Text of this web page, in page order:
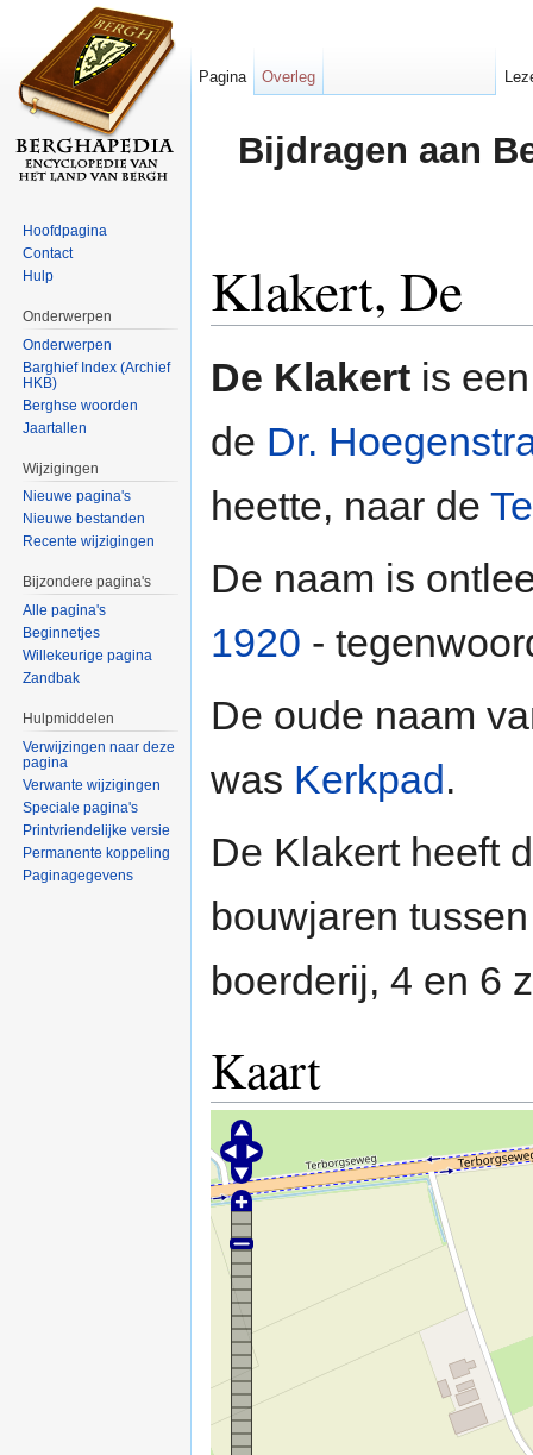
Bijdragen aan
Klakert, De
De Klakert is
de Dr.
heette, naar de
De naam is
1920 -
De oude naam
was Kerkpad .
De Klakert heeft
bouwjaren
boerderij, 4 en 6
Kaart
Pagina Overleg
Hoofdpagina
Contact
Hulp
Onderwerpen
Onderwerpen
Barghief Index (Archief
HKB)
Berghse woorden
Jaartallen
Wijzigingen
Nieuwe pagina's
Nieuwe bestanden
Recente wijzigingen
Bijzondere pagina's
Alle pagina's
Beginnetjes
Willekeurige pagina
Zandbak
Hulpmiddelen
Verwijzingen naar deze
pagina
Verwante wijzigingen
Speciale pagina's
Printvriendelijke versie
Permanente koppeling
Paginagegevens